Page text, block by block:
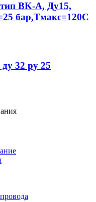
BK-A, Ду15,
бар,Тмакс=120С
32 ру 25